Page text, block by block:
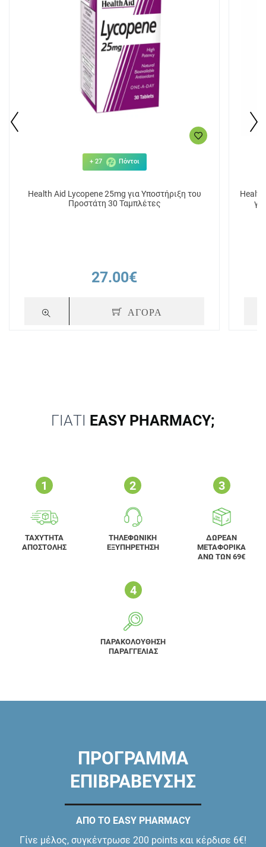
+ 27 Πόντοι
Health Aid Lycopene 25mg για Υποστήριξη του
Προστάτη 30 Ταμπλέτες
27.00€
ΑΓΟΡΑ
ΓΙΑΤΙ EASY PHARMACY;
ΤΑΧΥΤΗΤΑ
ΑΠΟΣΤΟΛΗΣ
ΤΗΛΕΦΩΝΙΚΗ
ΕΞΥΠΗΡΕΤΗΣΗ
ΔΩΡΕΑΝ
ΜΕΤΑΦΟΡΙΚΑ
ΑΝΩ ΤΩΝ 69€
ΠΑΡΑΚΟΛΟΥΘΗΣΗ
ΠΑΡΑΓΓΕΛΙΑΣ
ΠΡΟΓΡΑΜΜΑ
ΕΠΙΒΡΑΒΕΥΣΗΣ
ΑΠΟ ΤΟ EASY PHARMACY
Γίνε μέλος, συγκέντρωσε 200 points και κέρδισε 6€!